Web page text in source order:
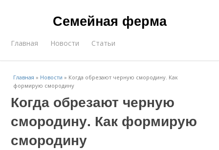
Семейная ферма
Главная Новости Статьи
Главная » Новости » Когда обрезают черную смородину. Как
формирую смородину
Когда обрезают черную
смородину. Как формирую
смородину